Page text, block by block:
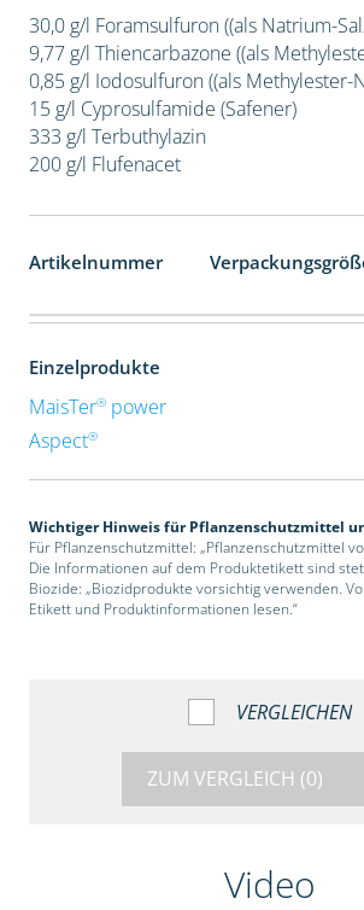
30,0 g/l Foramsulfuron ((als Natrium-
9,77 g/l Thiencarbazone ((als
0,85 g/l Iodosulfuron ((als Methylester-
15 g/l Cyprosulfamide (Safener)
333 g/l Terbuthylazin
200 g/l Flufenacet
Artikelnummer
Einzelprodukte
MaisTer®power
Aspect®
Wichtiger Hinweis für Pflanzenschutzmittel
Für Pflanzenschutzmittel: „Pflanzenschutzmittel
Die Informationen auf dem Produktetikett sind
Biozide: „Biozidprodukte vorsichtig verwenden.
Etikett und Produktinformationen lesen.“
VERGLEICHEN
ZUM VERGLEICH (0)
Video